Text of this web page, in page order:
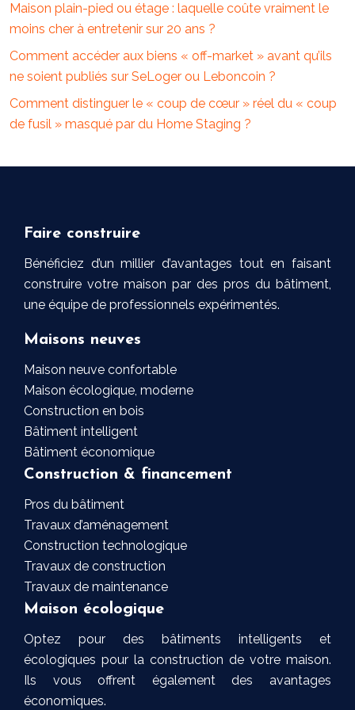
Maison plain-pied ou étage : laquelle coûte vraiment le
moins cher à entretenir sur 20 ans ?
Comment accéder aux biens « off-market » avant qu’ils
ne soient publiés sur SeLoger ou Leboncoin ?
Comment distinguer le « coup de cœur » réel du « coup
de fusil » masqué par du Home Staging ?
Faire construire
Bénéficiez d’un millier d’avantages tout en faisant
construire votre maison par des pros du bâtiment,
une équipe de professionnels expérimentés.
Maisons neuves
Maison neuve confortable
Maison écologique, moderne
Construction en bois
Bâtiment intelligent
Bâtiment économique
Construction & financement
Pros du bâtiment
Travaux d’aménagement
Construction technologique
Travaux de construction
Travaux de maintenance
Maison écologique
Optez pour des bâtiments intelligents et
écologiques pour la construction de votre maison.
Ils vous offrent également des avantages
économiques.